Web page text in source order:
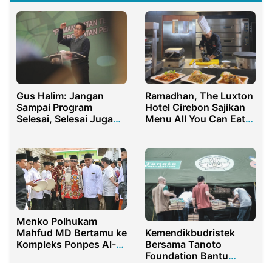
Gus Halim: Jangan
Sampai Program
Selesai, Selesai Juga
Ramadhan, The Luxton
Hotel Cirebon Sajikan
Menu All You Can Eat
Food
Menko Polhukam
Mahfud MD Bertamu ke
Kompleks Ponpes Al-
Kemendikbudristek
Bersama Tanoto
Foundation Bantu